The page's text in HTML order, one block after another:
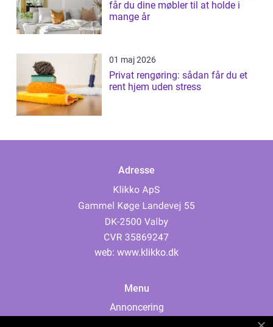
får du dine møbler til at holde i
mange år
01 maj 2026
Privat rengøring: sådan får du et
rent hjem uden stress
Adresse
web: www.klikko.dk
Menu
Annoncering